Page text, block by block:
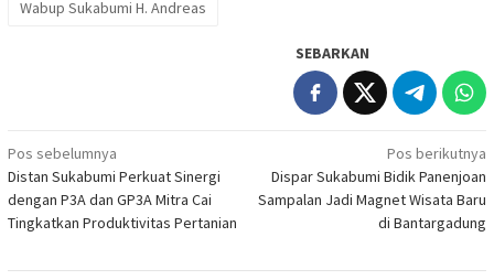
Wabup Sukabumi H. Andreas
SEBARKAN
Navigasi
pos
Pos sebelumnya
Distan Sukabumi Perkuat Sinergi
dengan P3A dan GP3A Mitra Cai
Tingkatkan Produktivitas Pertanian
Pos berikutnya
Dispar Sukabumi Bidik Panenjoan
Sampalan Jadi Magnet Wisata Baru
di Bantargadung